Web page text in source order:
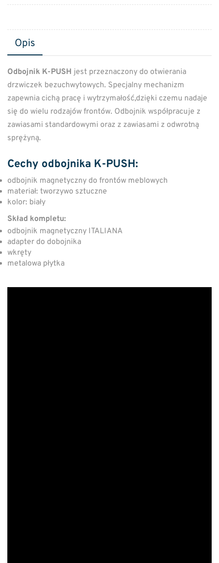
Opis
Odbojnik K-PUSH jest przeznaczony do otwierania
drzwiczek bezuchwytowych. Specjalny mechanizm
zapewnia cichą pracę i wytrzymałość,dzięki czemu nadaje
się do wielu rodzajów frontów. Odbojnik współpracuje z
zawiasami standardowymi oraz z zawiasami z odwrotną
sprężyną.
Cechy odbojnika K-PUSH:
odbojnik magnetyczny do frontów meblowych
materiał: tworzywo sztuczne
kolor: biały
Skład kompletu:
odbojnik magnetyczny ITALIANA
adapter do dobojnika
wkręty
metalowa płytka